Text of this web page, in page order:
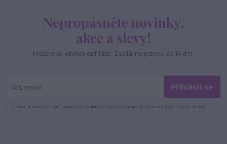
Nepropásněte novinky,
akce a slevy!
Můžete se kdykoli odhlásit. Zasíláme jednou za 14 dní.
Přihlásit se
Souhlasím se zpracováním osobních údajů za účelem rozesílky newsletteru.